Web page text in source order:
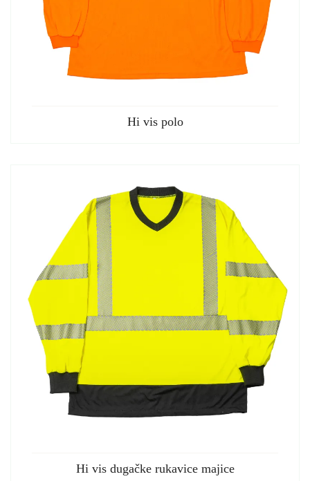
Hi vis polo
Hi vis dugačke rukavice majice